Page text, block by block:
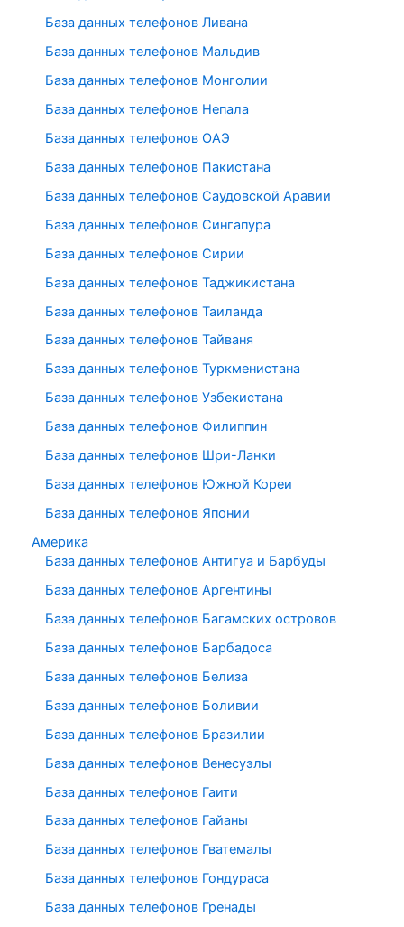
База данных телефонов Ливана
База данных телефонов Мальдив
База данных телефонов Монголии
База данных телефонов Непала
База данных телефонов ОАЭ
База данных телефонов Пакистана
База данных телефонов Саудовской Аравии
База данных телефонов Сингапура
База данных телефонов Сирии
База данных телефонов Таджикистана
База данных телефонов Таиланда
База данных телефонов Тайваня
База данных телефонов Туркменистана
База данных телефонов Узбекистана
База данных телефонов Филиппин
База данных телефонов Шри-Ланки
База данных телефонов Южной Кореи
База данных телефонов Японии
Америка
База данных телефонов Антигуа и Барбуды
База данных телефонов Аргентины
База данных телефонов Багамских островов
База данных телефонов Барбадоса
База данных телефонов Белиза
База данных телефонов Боливии
База данных телефонов Бразилии
База данных телефонов Венесуэлы
База данных телефонов Гаити
База данных телефонов Гайаны
База данных телефонов Гватемалы
База данных телефонов Гондураса
База данных телефонов Гренады